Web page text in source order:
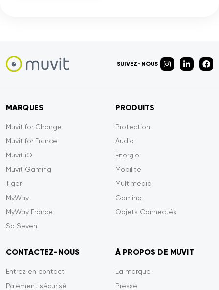
SUIVEZ-NOUS
MARQUES
Muvit for Change
Muvit for France
Muvit iO
Muvit Gaming
Tiger
MyWay
MyWay France
So Seven
PRODUITS
Protection
Audio
Energie
Mobilité
Multimédia
Gaming
Objets Connectés
CONTACTEZ-NOUS
Entrez en contact
Paiement sécurisé
À PROPOS DE MUVIT
La marque
Presse